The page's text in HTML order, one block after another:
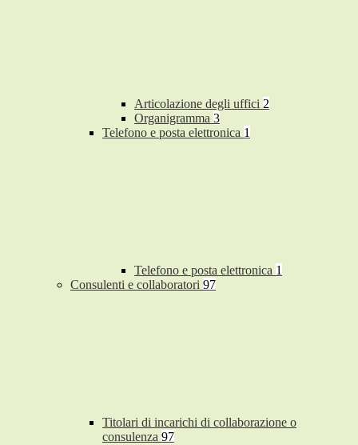
Articolazione degli uffici 2
Organigramma 3
Telefono e posta elettronica 1
Telefono e posta elettronica 1
Consulenti e collaboratori 97
Titolari di incarichi di collaborazione o
consulenza 97